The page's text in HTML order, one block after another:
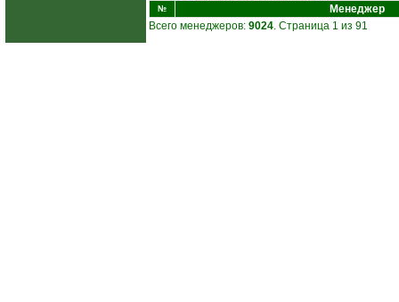
№
Менеджер
Всего менеджеров: 9024. Страница 1 из 91